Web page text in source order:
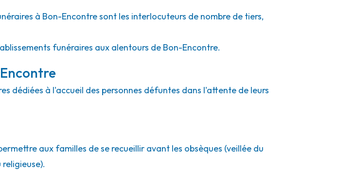
à Bon-Encontre sont les interlocuteurs de nombre de tiers,
funéraires aux alentours de Bon-Encontre.
dédiées à l'accueil des personnes défuntes dans l'attente de leurs
aux familles de se recueillir avant les obsèques (veillée du